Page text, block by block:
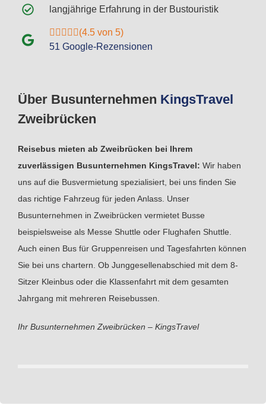
Über Busunternehmen KingsTravel
Zweibrücken
Reisebus mieten ab Zweibrücken bei Ihrem
zuverlässigen Busunternehmen KingsTravel: Wir haben
uns auf die Busvermietung spezialisiert, bei uns finden Sie
das richtige Fahrzeug für jeden Anlass. Unser
Busunternehmen in Zweibrücken vermietet Busse
beispielsweise als Messe Shuttle oder Flughafen Shuttle.
Auch einen Bus für Gruppenreisen und Tagesfahrten können
Sie bei uns chartern. Ob Junggesellenabschied mit dem 8-
Sitzer Kleinbus oder die Klassenfahrt mit dem gesamten
Jahrgang mit mehreren Reisebussen.
Ihr Busunternehmen Zweibrücken – KingsTravel
langjährige Erfahrung in der Bustouristik
(4.5 von 5)
51 Google-Rezensionen